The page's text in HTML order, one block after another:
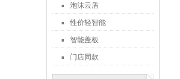
泡沫云盾
性价轻智能
智能盖板
门店同款